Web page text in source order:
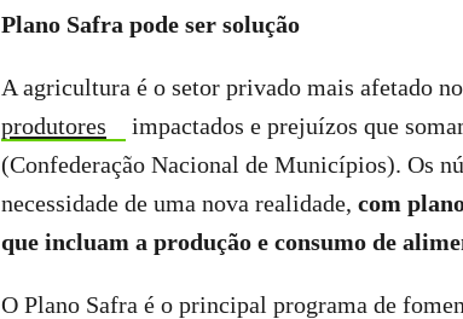
Plano Safra pode ser solução
A agricultura é o setor privado mais afetado
produtores
impactados e prejuízos que
(Confederação Nacional de Municípios). Os
necessidade de uma nova realidade, com
que incluam a produção e consumo de
O Plano Safra é o principal programa de